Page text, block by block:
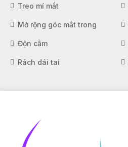
Treo mí mắt
Mở rộng góc mắt trong
Độn cằm
Rách dái tai